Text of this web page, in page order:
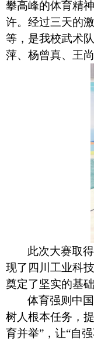
攀高峰的体育精
许。经过三天的
等，是我校武术
萍、杨曾真、王
此次大赛取
现了四川工业科
奠定了坚实的基
体育强则中
树人根本任务，
育并举”，让“自